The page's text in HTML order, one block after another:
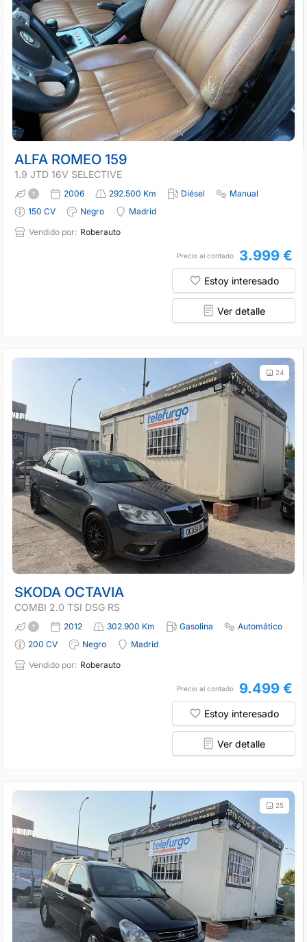
ALFA ROMEO 159
1.9 JTD 16V SELECTIVE
2006 292.500 Km Diésel
Manual
150 CV
Negro
Madrid
Vendido por: Roberauto
Precio al contado 3.999 €
Estoy interesado
Ver detalle
24
SKODA OCTAVIA
COMBI 2.0 TSI DSG RS
2012 302.900 Km Gasolina
Automático
200 CV
Negro
Madrid
Vendido por: Roberauto
Precio al contado 9.499 €
Estoy interesado
Ver detalle
25